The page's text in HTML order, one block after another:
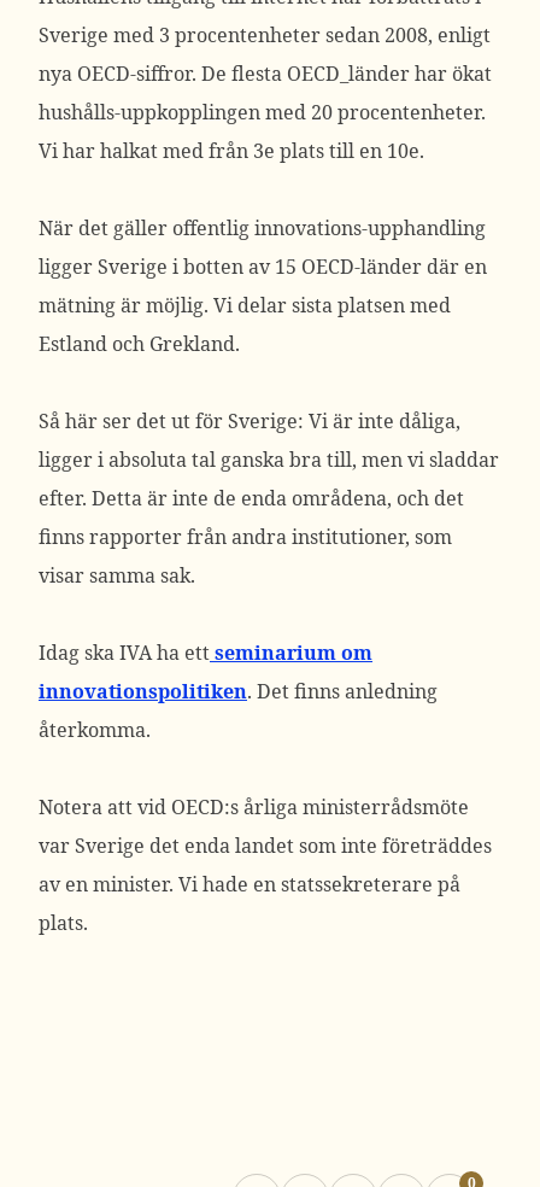
Sverige med 3 procentenheter sedan 2008, enligt
nya OECD-siffror. De flesta OECD_länder har ökat
hushålls-uppkopplingen med 20 procentenheter.
Vi har halkat med från 3e plats till en 10e.
När det gäller offentlig innovations-upphandling
ligger Sverige i botten av 15 OECD-länder där en
mätning är möjlig. Vi delar sista platsen med
Estland och Grekland.
Så här ser det ut för Sverige: Vi är inte dåliga,
ligger i absoluta tal ganska bra till, men vi sladdar
efter. Detta är inte de enda områdena, och det
finns rapporter från andra institutioner, som
visar samma sak.
Idag ska IVA ha ettseminarium om
innovationspolitiken. Det finns anledning
återkomma.
Notera att vid OECD:s årliga ministerrådsmöte
var Sverige det enda landet som inte företräddes
av en minister. Vi hade en statssekreterare på
plats.
0